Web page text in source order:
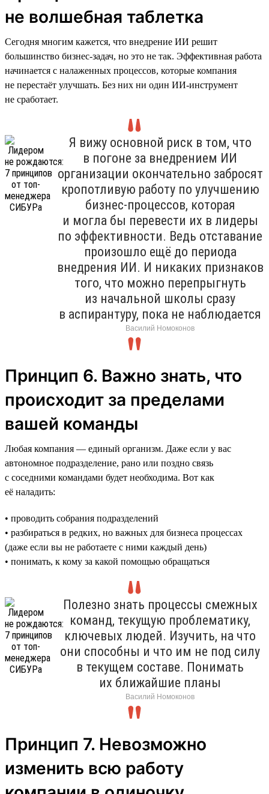
не волшебная таблетка
Сегодня многим кажется, что внедрение ИИ решит
большинство бизнес-задач, но это не так. Эффективная работа
начинается с налаженных процессов, которые компания
не перестаёт улучшать. Без них ни один ИИ-инструмент
не сработает.
Я вижу основной риск в том, что
в погоне за внедрением ИИ
организации окончательно забросят
кропотливую работу по улучшению
бизнес-процессов, которая
и могла бы перевести их в лидеры
по эффективности. Ведь отставание
произошло ещё до периода
внедрения ИИ. И никаких признаков
того, что можно перепрыгнуть
из начальной школы сразу
в аспирантуру, пока не наблюдается
Василий Номоконов
Принцип 6. Важно знать, что
происходит за пределами
вашей команды
Любая компания — единый организм. Даже если у вас
автономное подразделение, рано или поздно связь
с соседними командами будет необходима. Вот как
её наладить:
• проводить собрания подразделений
• разбираться в редких, но важных для бизнеса процессах
(даже если вы не работаете с ними каждый день)
• понимать, к кому за какой помощью обращаться
Полезно знать процессы смежных
команд, текущую проблематику,
ключевых людей. Изучить, на что
они способны и что им не под силу
в текущем составе. Понимать
их ближайшие планы
Василий Номоконов
Принцип 7. Невозможно
изменить всю работу